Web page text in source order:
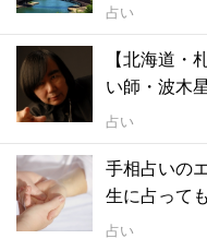
占い
【北海道・
い師・波木
占い
手相占いの
生に占って
占い